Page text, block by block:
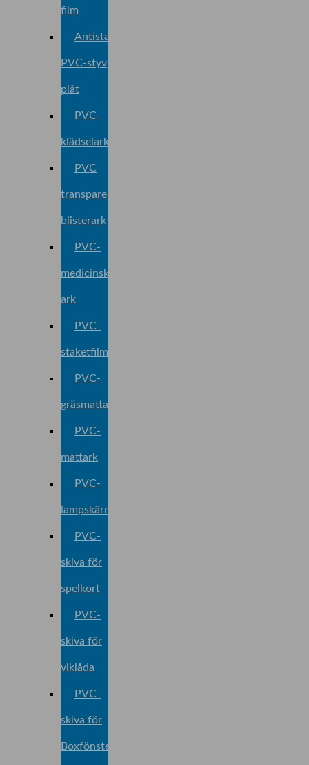
film
Antistatisk
PVC-styv
plåt
PVC-
klädselark
PVC
transparent
blisterark
PVC-
medicinskt
ark
PVC-
staketfilm
PVC-
gräsmattafilm
PVC-
mattark
PVC-
lampskärmsark
PVC-
skiva för
spelkort
PVC-
skiva för
viklåda
PVC-
skiva för
Boxfönster